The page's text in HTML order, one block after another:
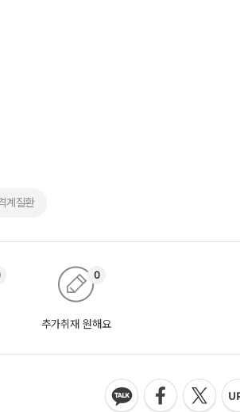
계질환
추가취재 원해요
0